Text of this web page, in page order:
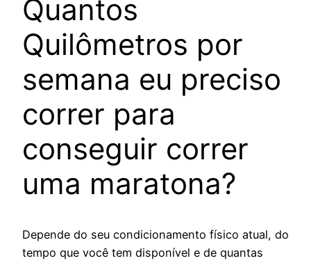
Quantos
Quilômetros por
semana eu preciso
correr para
conseguir correr
uma maratona?
Depende do seu condicionamento físico atual, do
tempo que você tem disponível e de quantas